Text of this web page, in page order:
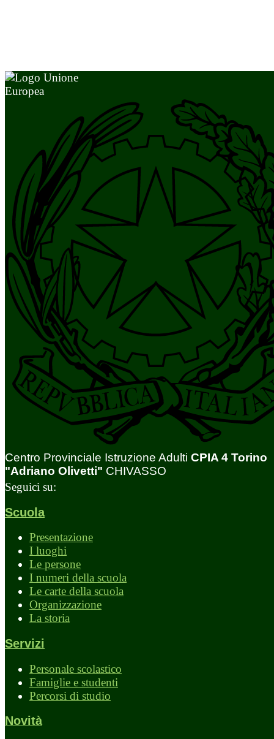
Centro Provinciale Istruzione Adulti CPIA 4 Torino
"Adriano Olivetti" CHIVASSO
Seguici su:
Scuola
Presentazione
I luoghi
Le persone
I numeri della scuola
Le carte della scuola
Organizzazione
La storia
Servizi
Personale scolastico
Famiglie e studenti
Percorsi di studio
Novità